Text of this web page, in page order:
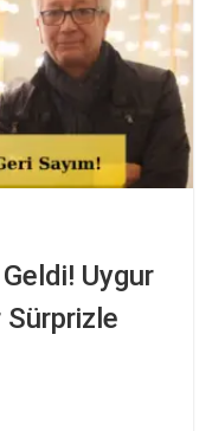
Uygur
Sürprizle